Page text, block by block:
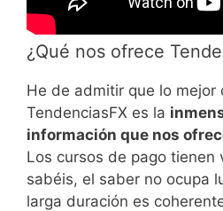
¿Qué nos ofrece
He de admitir que lo mejor
TendenciasFX es la
información que nos
Los cursos de pago tienen
sabéis, el saber no ocupa
larga duración es